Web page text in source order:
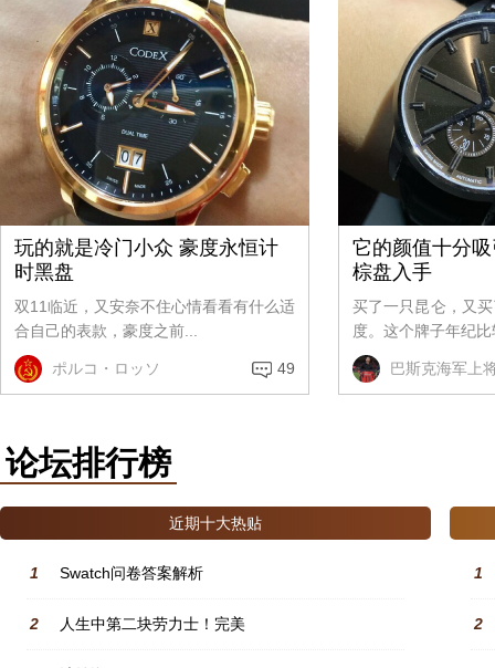
玩的就是冷门小众 豪度永恒计
时黑盘
双11临近，又安奈不住心情看看有什么适
合自己的表款，豪度之前...
ポルコ・ロッソ 49
它的颜值十分
棕盘入手
买了一只昆仑，又
度。这个牌子年纪
巴斯克海军上
论坛排行榜
近期十大热贴
1 Swatch问卷答案解析
2 人生中第二块劳力士！完美
1
2